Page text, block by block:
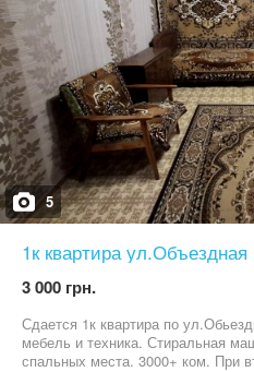
5
1к квартира ул.Объездная
3 000 грн.
Сдается 1к квартира по
мебель и техника. Стиральная
спальных места. 3000+ ком. При